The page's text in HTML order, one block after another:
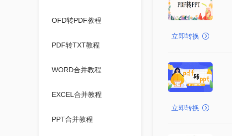
OFD转PDF教程
PDF转TXT教程
WORD合并教程
EXCEL合并教程
PPT合并教程
立即转换
立即转换